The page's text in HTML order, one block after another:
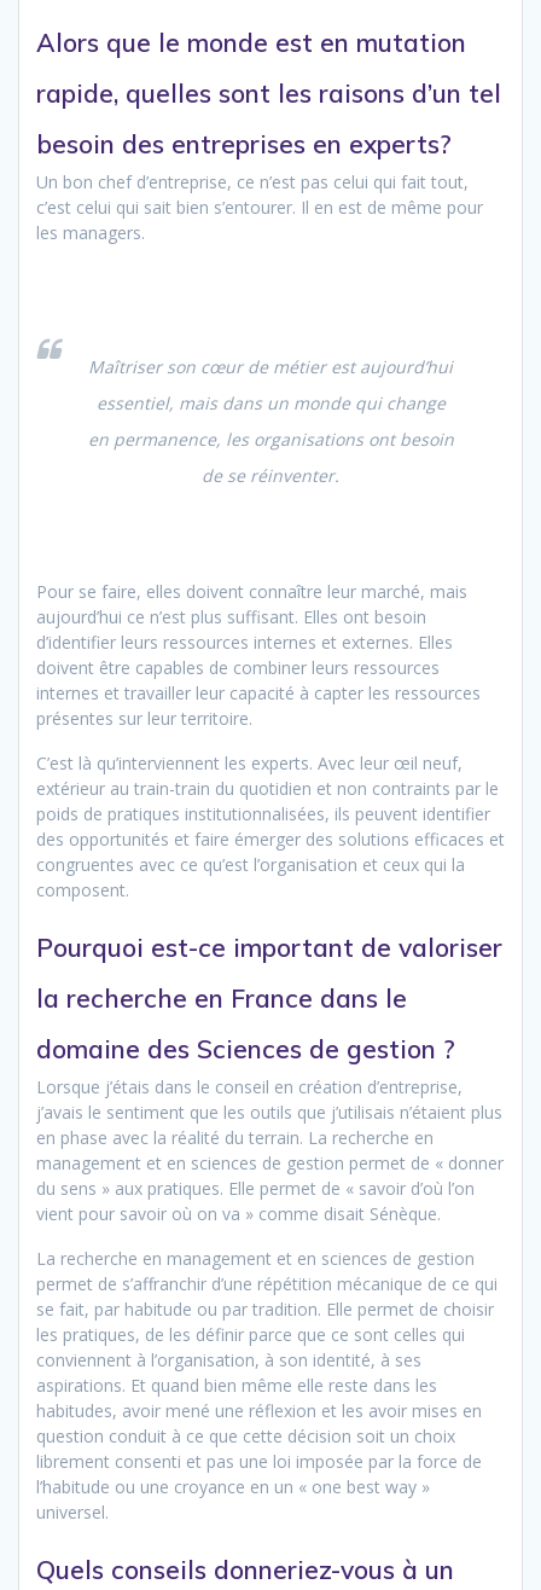
Alors que le monde est en mutation
rapide, quelles sont les raisons d’un tel
besoin des entreprises en experts?
Un bon chef d’entreprise, ce n’est pas celui qui fait tout,
c’est celui qui sait bien s’entourer. Il en est de même pour
les managers.
Maîtriser son cœur de métier est aujourd’hui
essentiel, mais dans un monde qui change
en permanence, les organisations ont besoin
de se réinventer.
Pour se faire, elles doivent connaître leur marché, mais
aujourd’hui ce n’est plus suffisant. Elles ont besoin
d’identifier leurs ressources internes et externes. Elles
doivent être capables de combiner leurs ressources
internes et travailler leur capacité à capter les ressources
présentes sur leur territoire.
C’est là qu’interviennent les experts. Avec leur œil neuf,
extérieur au train-train du quotidien et non contraints par le
poids de pratiques institutionnalisées, ils peuvent identifier
des opportunités et faire émerger des solutions efficaces et
congruentes avec ce qu’est l’organisation et ceux qui la
composent.
Pourquoi est-ce important de valoriser
la recherche en France dans le
domaine des Sciences de gestion ?
Lorsque j’étais dans le conseil en création d’entreprise,
j’avais le sentiment que les outils que j’utilisais n’étaient plus
en phase avec la réalité du terrain. La recherche en
management et en sciences de gestion permet de « donner
du sens » aux pratiques. Elle permet de « savoir d’où l’on
vient pour savoir où on va » comme disait Sénèque.
La recherche en management et en sciences de gestion
permet de s’affranchir d’une répétition mécanique de ce qui
se fait, par habitude ou par tradition. Elle permet de choisir
les pratiques, de les définir parce que ce sont celles qui
conviennent à l’organisation, à son identité, à ses
aspirations. Et quand bien même elle reste dans les
habitudes, avoir mené une réflexion et les avoir mises en
question conduit à ce que cette décision soit un choix
librement consenti et pas une loi imposée par la force de
l’habitude ou une croyance en un « one best way »
universel.
Quels conseils donneriez-vous à un